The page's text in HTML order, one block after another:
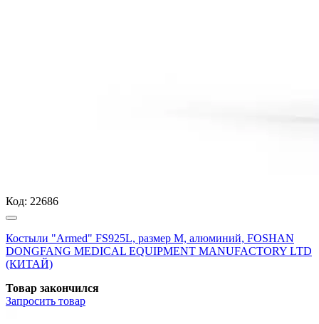
Код: 22686
Костыли "Armed" FS925L, размер М, алюминий, FOSHAN
DONGFANG MEDICAL EQUIPMENT MANUFACTORY LTD
(КИТАЙ)
Товар закончился
Запросить товар